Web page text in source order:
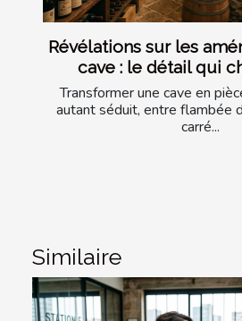
Révélations sur les
cave : le détail qui
Transformer une cave en
autant séduit, entre flambée
carré...
Similaire